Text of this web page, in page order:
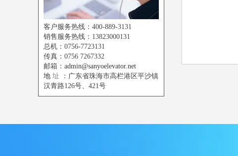
客户服务热线：400-889-3131
销售服务热线：13823000131
总机：0756-7723131
传真：0756 7267332
邮箱： admin@sanyoelevator.net
地 址
：广东省珠海市高栏港区平沙镇
汉青路126号、421号